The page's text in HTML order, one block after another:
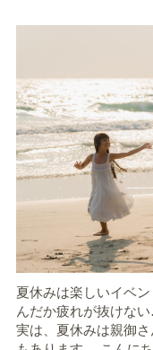
夏休みは楽しいイベ
んだか疲れが抜けな
実は、夏休みは親御